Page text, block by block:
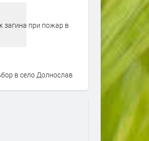
загина при пожар в
в село Долнослав